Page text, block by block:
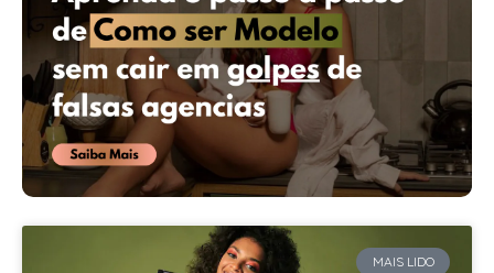
MAIS LIDO